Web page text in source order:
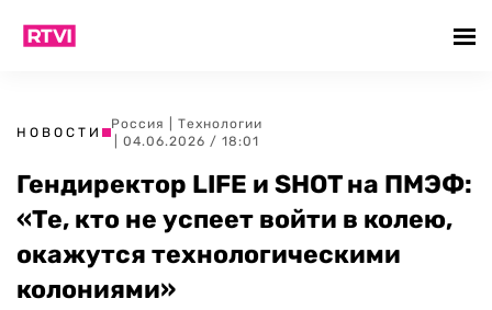
НОВОСТИ
Россия
Технологии
| 04.06.2026 / 18:01
Гендиректор LIFE и SHOT на ПМЭФ:
«Те, кто не успеет войти в колею,
окажутся технологическими
колониями»